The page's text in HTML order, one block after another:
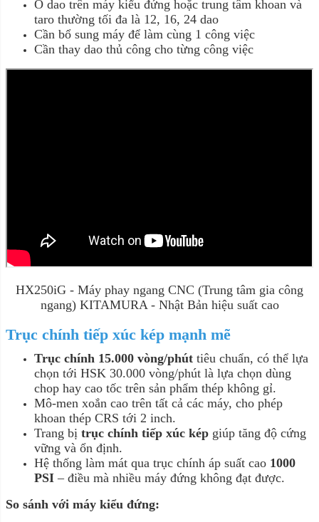
Ổ dao trên máy kiểu đứng hoặc trung tâm khoan và
taro thường tối đa là 12, 16, 24 dao
Cần bổ sung máy để làm cùng 1 công việc
Cần thay dao thủ công cho từng công việc
HX250iG - Máy phay ngang CNC (Trung tâm gia công
ngang) KITAMURA - Nhật Bản hiệu suất cao
Trục chính tiếp xúc kép mạnh mẽ
Trục chính 15.000 vòng/phút tiêu chuẩn, có thể lựa
chọn tới HSK 30.000 vòng/phút là lựa chọn dùng
chop hay cao tốc trên sản phẩm thép không gỉ.
Mô-men xoắn cao trên tất cả các máy, cho phép
khoan thép CRS tới 2 inch.
Trang bị trục chính tiếp xúc kép giúp tăng độ cứng
vững và ổn định.
Hệ thống làm mát qua trục chính áp suất cao 1000
PSI – điều mà nhiều máy đứng không đạt được.
So sánh với máy kiểu đứng: